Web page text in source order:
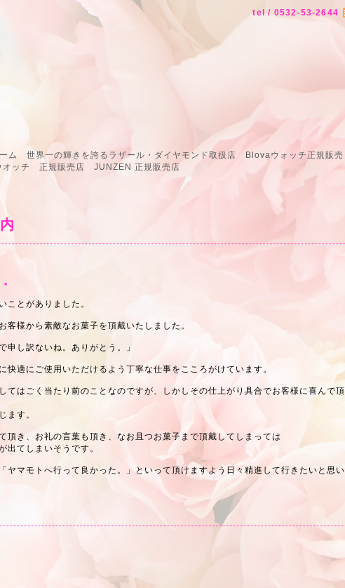
tel / 0532-53-2644
世界一の輝きを誇るラザール・ダイヤモンド取扱店 Blovaウォッチ正規販売
ウオッチ 正規販売店 JUNZEN 正規販売店
ことがありました。
客様から素敵なお菓子を頂戴いたしました。
申し訳ないね。ありがとう。」
快適にご使用いただけるよう丁寧な仕事をこころがけています。
てはごく当たり前のことなのですが、しかしその仕上がり具合でお客様に喜んで頂
ます。
頂き、お礼の言葉も頂き、なお且つお菓子まで頂戴してしまっては
出てしまいそうです。
ヤマモトへ行って良かった。」といって頂けますよう日々精進して行きたいと思い